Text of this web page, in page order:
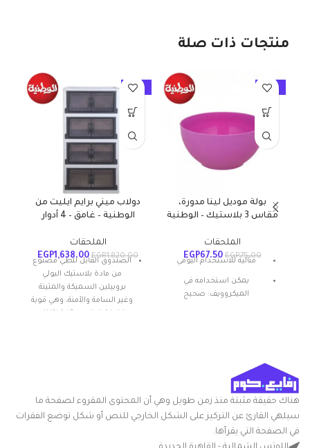
منتجات ذات صلة
-10%
بولة موديل لينا مدورة،
مقاس 3 بلاستيك – الوطنية
الملحقات
EGP75.00
EGP67.50
مثالية للاستخدام اليومي
يمكن استخدامه في
الميكروويف: صحيح
ميزة خاصة: المتانة
-10%
دولاب ميني برايم ايليت من
الوطنية – غامق – 4 أدوار
الملحقات
EGP1,820.00
EGP1,638.00
الصندوق القابل للطي مصنوع
من مادة بلاستيك البولي
بروبيلين السميكة والمتينة
وغير السامة والآمنة، وهي قوية
أنقى المواد
تصميم مبتكر مع فتحة في
هناك حقيقة مثبتة منذ زمن طويل وهي أن المحتوى المقروء لصفحة ما
سيلهي القارئ عن التركيز على الشكل الخارجي للنص أو شكل توضع الفقرات
في الصفحة التي يقرأها.